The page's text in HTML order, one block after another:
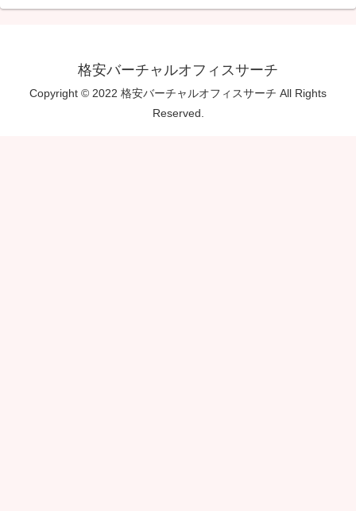
格安バーチャルオフィスサーチ
Copyright © 2022 格安バーチャルオフィスサーチ All Rights
Reserved.